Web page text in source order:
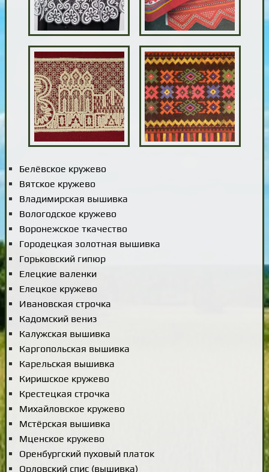
Белёвское кружево
Вятское кружево
Владимирская вышивка
Вологодское кружево
Воронежское ткачество
Городецкая золотная вышивка
Горьковский гипюр
Елецкие валенки
Елецкое кружево
Ивановская строчка
Кадомский вениз
Калужская вышивка
Каргопольская вышивка
Карельская вышивка
Киришское кружево
Крестецкая строчка
Михайловское кружево
Мстёрская вышивка
Мценское кружево
Оренбургский пуховый платок
Орловский спис (вышивка)